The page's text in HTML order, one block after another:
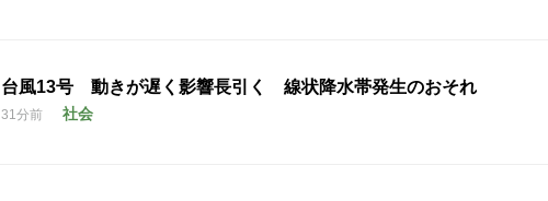
台風13号 動きが遅く影響長引く 線状降水帯発生のおそれ
31分前 社会